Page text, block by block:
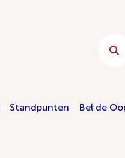
Standpunten Bel de